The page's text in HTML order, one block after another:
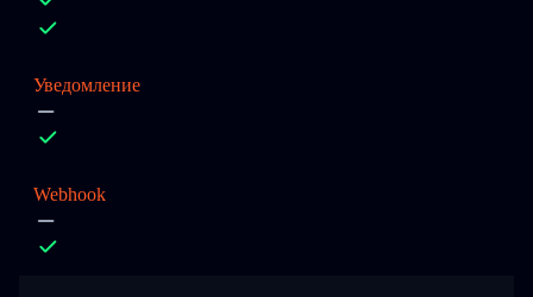
Уведомление
Webhook